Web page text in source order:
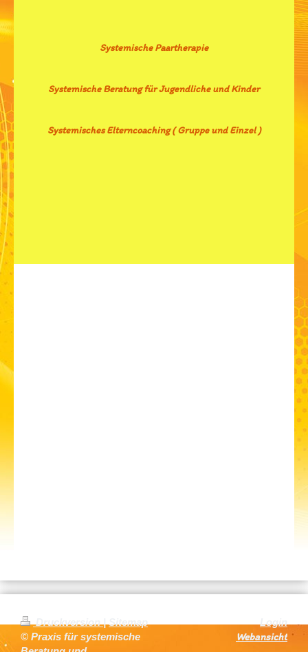
Systemische Paartherapie
Systemische Beratung für Jugendliche und Kinder
Systemisches Elterncoaching ( Gruppe und Einzel )
Druckversion| Sitemap
© Praxis für systemische
Login
Webansicht